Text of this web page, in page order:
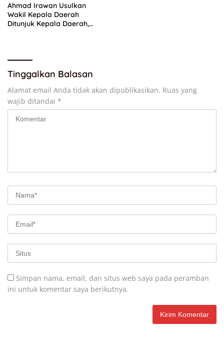
Ahmad Irawan Usulkan
Wakil Kepala Daerah
Ditunjuk Kepala Daerah,
Tinggalkan Balasan
Alamat email Anda tidak akan dipublikasikan. Ruas yang
wajib ditandai *
Simpan nama, email, dan situs web saya pada peramban
ini untuk komentar saya berikutnya.